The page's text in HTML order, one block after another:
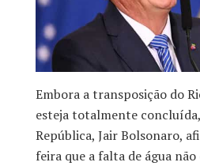
Embora a transposição do
esteja totalmente
República, Jair Bolsonaro,
feira que a falta de água